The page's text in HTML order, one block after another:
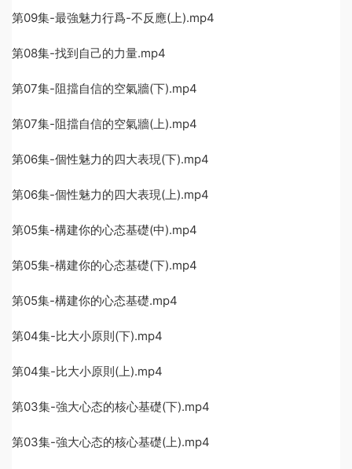
第09集-最強魅力行爲-不反應(上).mp4
第08集-找到自己的力量.mp4
第07集-阻擋自信的空氣牆(下).mp4
第07集-阻擋自信的空氣牆(上).mp4
第06集-個性魅力的四大表現(下).mp4
第06集-個性魅力的四大表現(上).mp4
第05集-構建你的心态基礎(中).mp4
第05集-構建你的心态基礎(下).mp4
第05集-構建你的心态基礎.mp4
第04集-比大小原則(下).mp4
第04集-比大小原則(上).mp4
第03集-強大心态的核心基礎(下).mp4
第03集-強大心态的核心基礎(上).mp4